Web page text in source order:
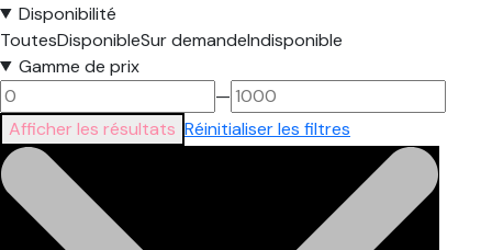
Disponibilité
ToutesDisponibleSur demandeIndisponible
Gamme de prix
—
Afficher les résultats Réinitialiser les filtres